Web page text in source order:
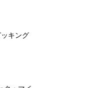
キング